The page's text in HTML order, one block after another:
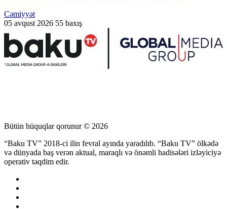
Cəmiyyət
05 avqust 2026 55 baxış
Bütün hüquqlar qorunur © 2026
“Baku TV” 2018-ci ilin fevral ayında yaradılıb. “Baku TV” ölkədə
və dünyada baş verən aktual, maraqlı və önəmli hadisələri izləyiciyə
operativ təqdim edir.